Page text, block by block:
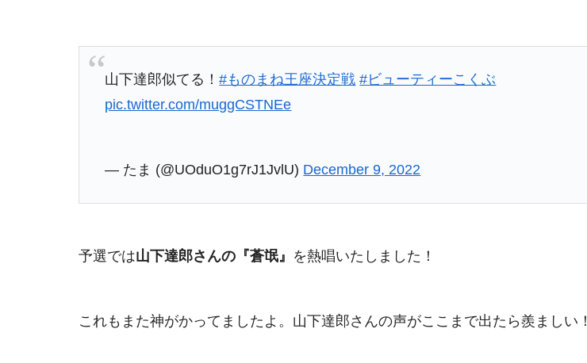
山下達郎似てる！#ものまね王座決定戦 #ビューティーこくぶ
pic.twitter.com/muggCSTNEe
— たま (@UOduO1g7rJ1JvlU) December 9, 2022
予選では山下達郎さんの『蒼氓』 を熱唱いたしました！
これもまた神がかってましたよ。山下達郎さんの声がここまで出たら羨ましい！